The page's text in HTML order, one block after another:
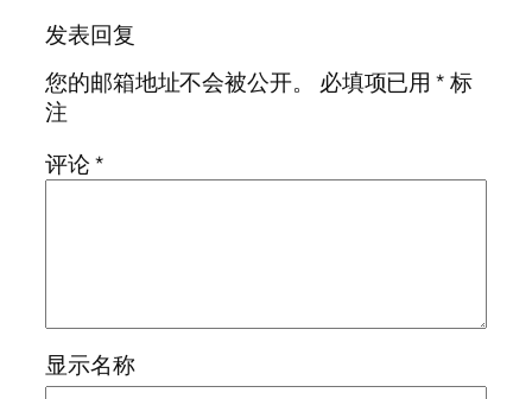
发表回复
您的邮箱地址不会被公开。
必填项已用*标
注
评论*
显示名称